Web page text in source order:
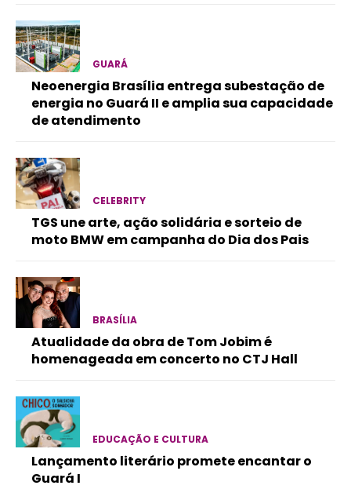
GUARÁ
Neoenergia Brasília entrega subestação de
energia no Guará II e amplia sua capacidade
de atendimento
CELEBRITY
TGS une arte, ação solidária e sorteio de
moto BMW em campanha do Dia dos Pais
BRASÍLIA
Atualidade da obra de Tom Jobim é
homenageada em concerto no CTJ Hall
EDUCAÇÃO E CULTURA
Lançamento literário promete encantar o
Guará I